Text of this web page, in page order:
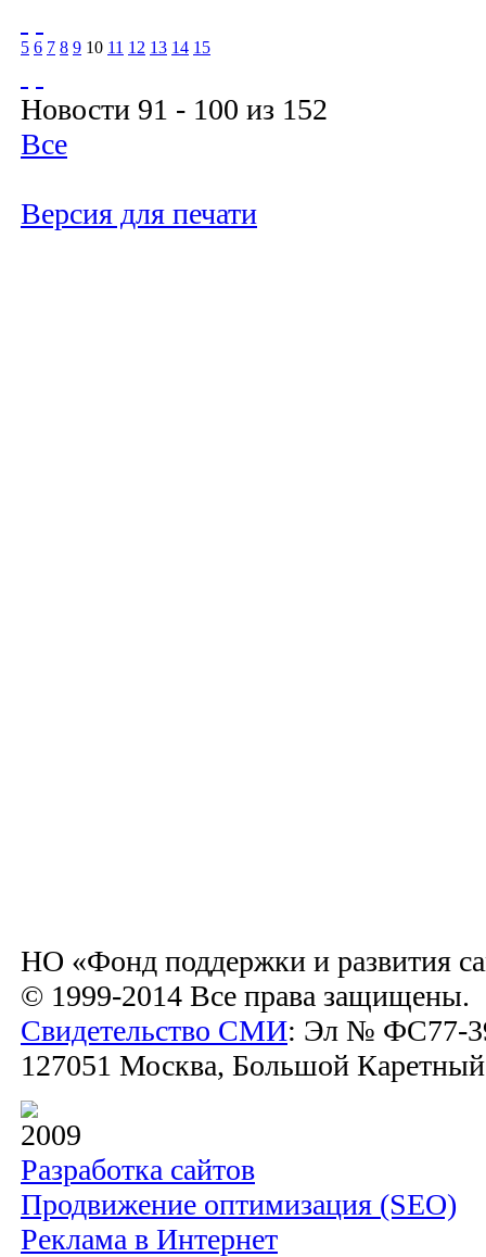
5 6 7 8 9 10 11 12 13 14 15
Новости 91 - 100 из 152
Все
Версия для печати
НО «Фонд поддержки и развития
© 1999-2014 Все права защищены.
Свидетельство СМИ: Эл № ФС77-
127051 Москва, Большой
2009
Разработка сайтов
Продвижение оптимизация (SEO)
Реклама в Интернет